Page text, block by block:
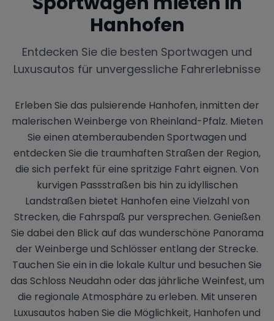
Hanhofen
Entdecken Sie die besten Sportwagen und
Luxusautos für unvergessliche Fahrerlebnisse
Erleben Sie das pulsierende Hanhofen, inmitten der
malerischen Weinberge von Rheinland-Pfalz. Mieten
Sie einen atemberaubenden Sportwagen und
entdecken Sie die traumhaften Straßen der Region,
die sich perfekt für eine spritzige Fahrt eignen. Von
kurvigen Passstraßen bis hin zu idyllischen
Landstraßen bietet Hanhofen eine Vielzahl von
Strecken, die Fahrspaß pur versprechen. Genießen
Sie dabei den Blick auf das wunderschöne Panorama
der Weinberge und Schlösser entlang der Strecke.
Tauchen Sie ein in die lokale Kultur und besuchen Sie
das Schloss Neudahn oder das jährliche Weinfest, um
die regionale Atmosphäre zu erleben. Mit unseren
Luxusautos haben Sie die Möglichkeit, Hanhofen und